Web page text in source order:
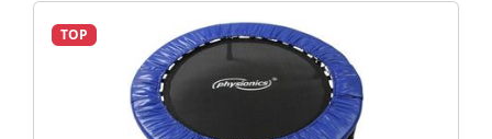
TOP